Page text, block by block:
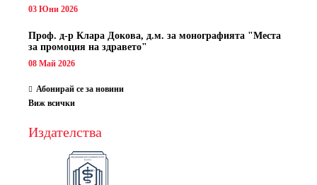
03 Юни 2026
Проф. д-р Клара Докова, д.м. за монографията "Места
за промоция на здравето"
08 Май 2026
Абонирай се за новини
Виж всички
Издателства